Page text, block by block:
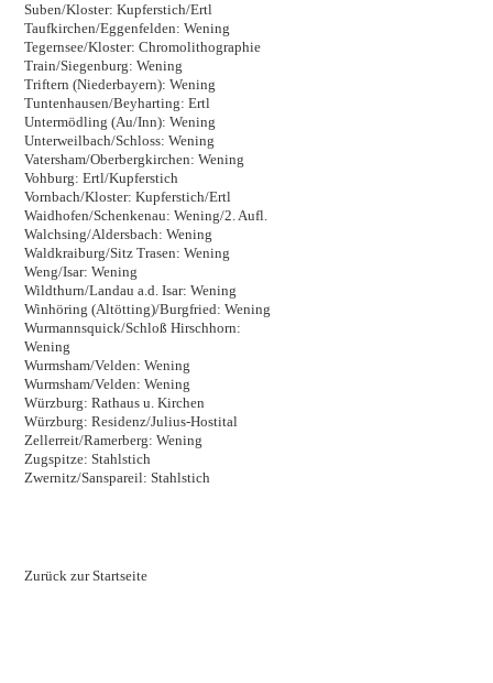
Suben/Kloster: Kupferstich/Ertl
Taufkirchen/Eggenfelden: Wening
Tegernsee/Kloster: Chromolithographie
Train/Siegenburg: Wening
Triftern (Niederbayern): Wening
Tuntenhausen/Beyharting: Ertl
Untermödling (Au/Inn): Wening
Unterweilbach/Schloss: Wening
Vatersham/Oberbergkirchen: Wening
Vohburg: Ertl/Kupferstich
Vornbach/Kloster: Kupferstich/Ertl
Waidhofen/Schenkenau: Wening/2. Aufl.
Walchsing/Aldersbach: Wening
Waldkraiburg/Sitz Trasen: Wening
Weng/Isar: Wening
Wildthurn/Landau a.d. Isar: Wening
Winhöring (Altötting)/Burgfried: Wening
Wurmannsquick/Schloß Hirschhorn:
Wening
Wurmsham/Velden: Wening
Wurmsham/Velden: Wening
Würzburg: Rathaus u. Kirchen
Würzburg: Residenz/Julius-Hostital
Zellerreit/Ramerberg: Wening
Zugspitze: Stahlstich
Zwernitz/Sanspareil: Stahlstich
Zurück zur Startseite